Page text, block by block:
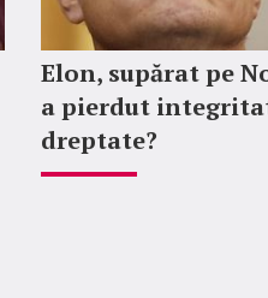
Elon, supărat pe
a pierdut
dreptate?